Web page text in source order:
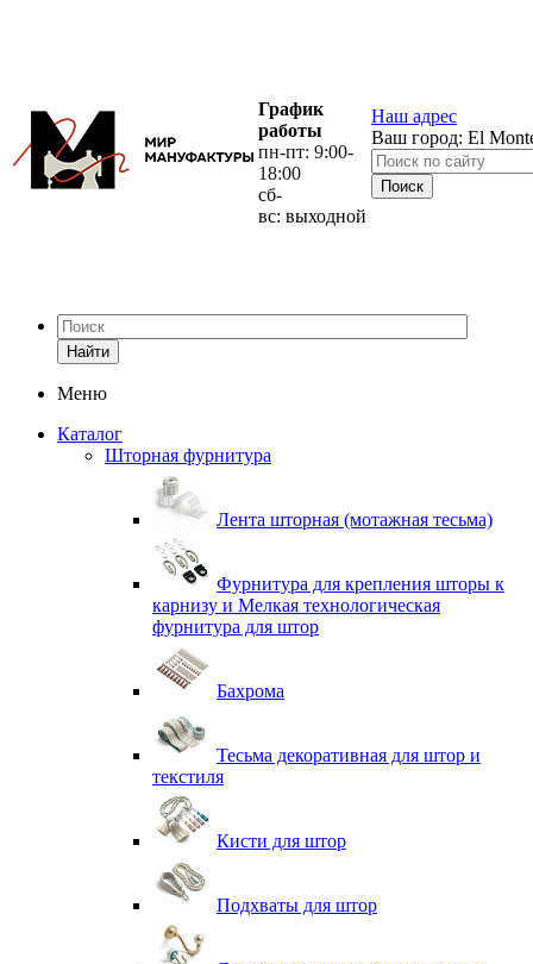
График
работы
пн-пт: 9:00-
18:00
сб-
вс: выходной
Наш адрес
Ваш город: El
Найти
Меню
Каталог
Шторная фурнитура
Лента шторная (мотажная тесьма)
Фурнитура для крепления шторы к
карнизу и Мелкая технологическая
фурнитура для штор
Бахрома
Тесьма декоративная для штор и
текстиля
Кисти для штор
Подхваты для штор